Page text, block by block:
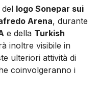
del logo Sonepar sui
Arena, durante
e della Turkish
inoltre visibile in
ulteriori attività di
coinvolgeranno i